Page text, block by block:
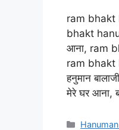
ram bhakt
bhakt
आना, ram
ram bhakt
हनुमान
मेरे घर आना,